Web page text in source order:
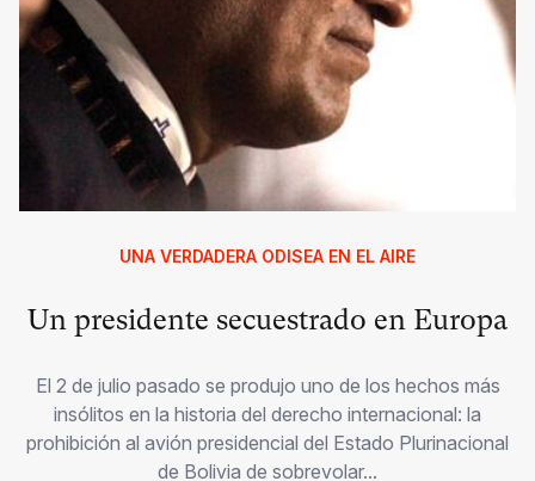
UNA VERDADERA ODISEA EN EL AIRE
Un presidente secuestrado en Europa
El 2 de julio pasado se produjo uno de los hechos más
insólitos en la historia del derecho internacional: la
prohibición al avión presidencial del Estado Plurinacional
de Bolivia de sobrevolar...